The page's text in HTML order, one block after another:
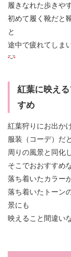
履きなれた歩きや
初めて履く靴だと
と
途中で疲れてしま
紅葉に映え
すめ
紅葉狩りにお出か
服装（コーデ）だと
周りの風景と同化
そこでおおすすめ
落ち着いたカラー
落ち着いたトーン
景にも
映えること間違い